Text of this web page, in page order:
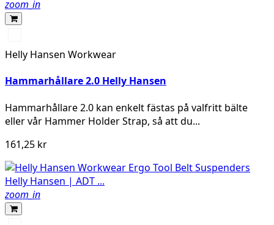
zoom_in
BLACK
Helly Hansen Workwear
Hammarhållare 2.0 Helly Hansen
Hammarhållare 2.0 kan enkelt fästas på valfritt bälte
eller vår Hammer Holder Strap, så att du...
161,25 kr
zoom_in